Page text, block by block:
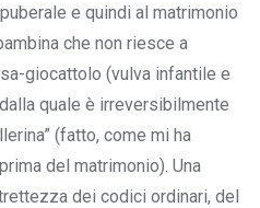
e quindi al matrimonio
che non riesce a
giocattolo (vulva infantile e
quale è irreversibilmente
(fatto, come mi ha
del matrimonio). Una
dei codici ordinari, del